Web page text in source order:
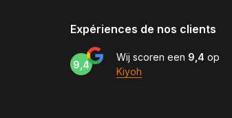
Expériences de nos clients
9,4
Wij scoren een 9,4 op
Kiyoh